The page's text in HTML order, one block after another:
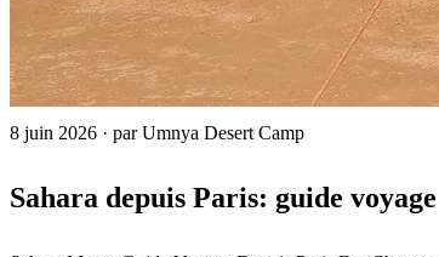
8 juin 2026 · par Umnya Desert Camp
Sahara depuis Paris: guide voyage